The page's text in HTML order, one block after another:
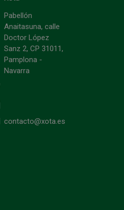
Pabellón
Anaitasuna, calle
Doctor López
Sanz 2, CP 31011,
Pamplona -
Navarra
contacto@xota.es